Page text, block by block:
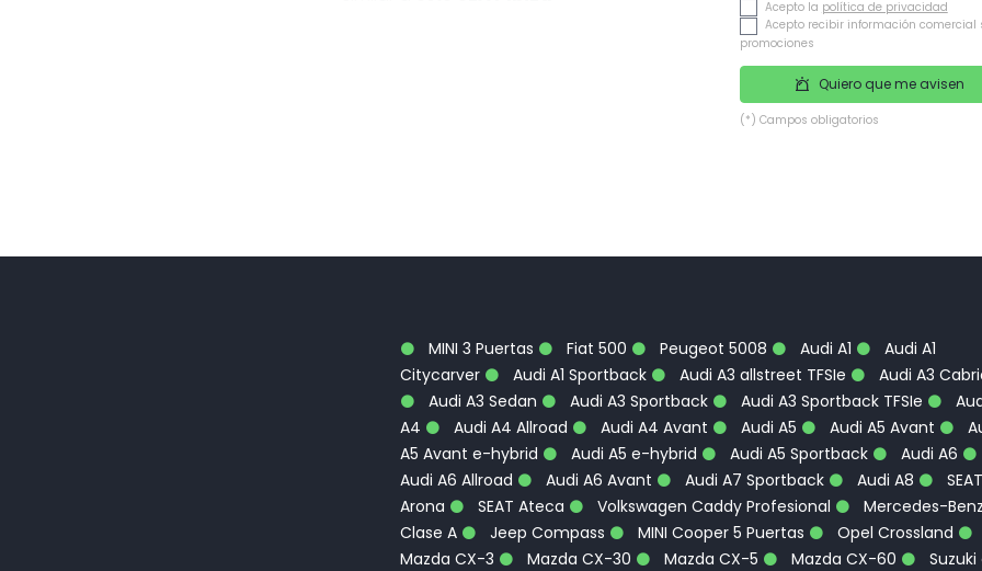
Acepto la política de privacidad
Acepto recibir información comercial
promociones
Quiero que me avisen
(*) Campos obligatorios
MINI 3 Puertas Fiat 500 Peugeot 5008 Audi A1
Audi A1
Citycarver
Audi A1 Sportback Audi A3 allstreet TFSIe
Audi A3
Audi A3 Sedan
Audi A3 Sportback Audi A3 Sportback TFSIe
A4
Audi A4 Allroad Audi A4 Avant Audi A5 Audi A5 Avant
A5 Avant e-hybrid
Audi A5 e-hybrid Audi A5 Sportback
Audi A6
Audi A6 Allroad
Audi A6 Avant Audi A7 Sportback Audi A8
SEAT
Arona
SEAT Ateca Volkswagen Caddy Profesional
Mercedes-
Clase A
Jeep Compass MINI Cooper 5 Puertas
Opel Crossland
Mazda CX-3
Mazda CX-30 Mazda CX-5 Mazda CX-60
Suzuki